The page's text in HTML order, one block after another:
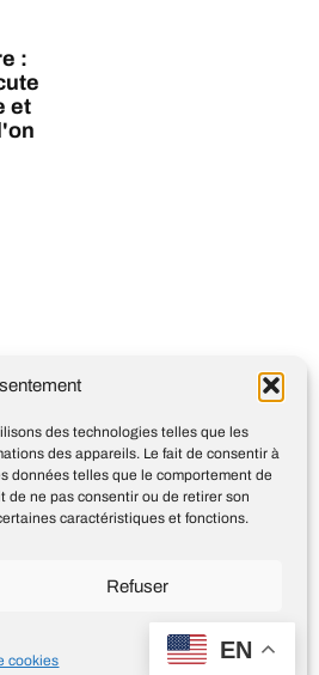
des technologies telles que les
des appareils. Le fait de consentir à
données telles que le comportement de
de ne pas consentir ou de retirer son
caractéristiques et fonctions.
Refuser
cookies
:
et
AI
Jean-Louis Maso
EN